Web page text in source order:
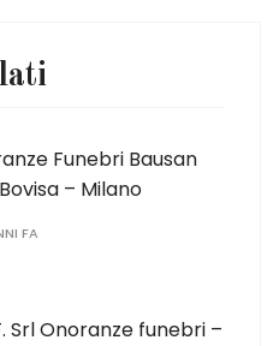
Funebri Bausan
– Milano
FA
Srl Onoranze funebri –